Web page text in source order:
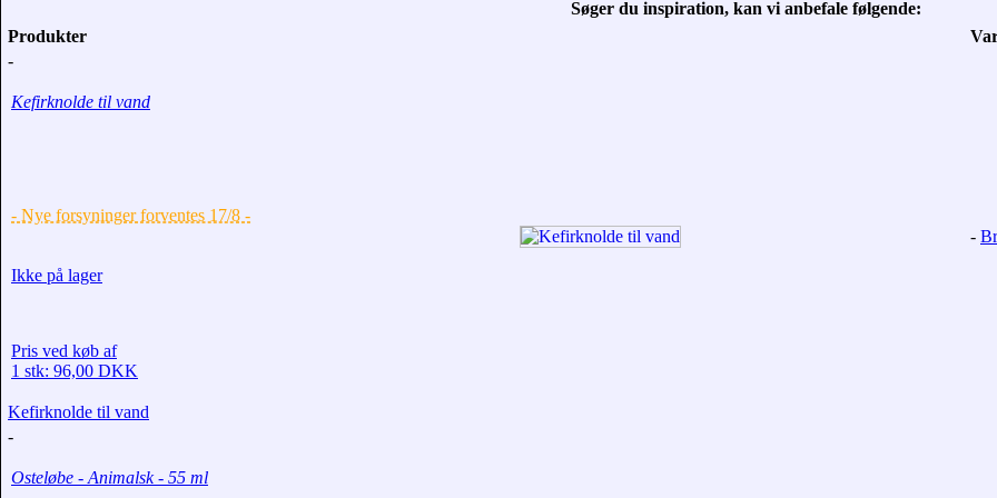
Søger du inspiration, kan vi anbefale følgende:
Produkter
-
Kefirknolde til vand
- Nye forsyninger forventes 17/8 -
Ikke på lager
Pris ved køb af
1 stk: 96,00 DKK
Kefirknolde til vand
-
-
Osteløbe - Animalsk - 55 ml